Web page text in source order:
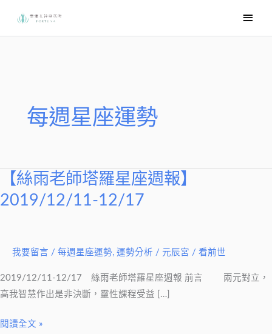
要
每週星座運勢
【絲雨老師塔羅星座週報】
2019/12/11-12/17
我要留言 / 每週星座運勢, 運勢分析 / 元辰宮 / 看前世
2019/12/11-12/17 絲雨老師塔羅星座週報 前言 兩元對立，
高我智慧作出是非決斷，靈性課程受益 […]
【絲
雨
星
座
報】
閱讀全文 »